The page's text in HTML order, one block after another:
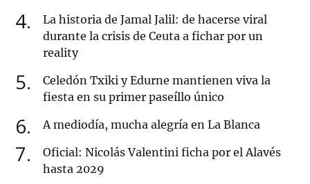
4
La historia de Jamal Jalil: de hacerse viral
durante la crisis de Ceuta a fichar por un
reality
5
Celedón Txiki y Edurne mantienen viva la
fiesta en su primer paseíllo único
6 A mediodía, mucha alegría en La Blanca
7
Oficial: Nicolás Valentini ficha por el Alavés
hasta 2029